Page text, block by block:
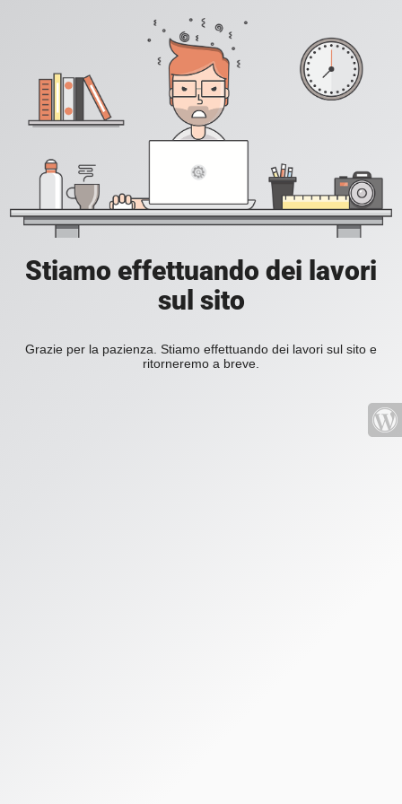
Stiamo effettuando dei lavori
sul sito
Grazie per la pazienza. Stiamo effettuando dei lavori sul sito e
ritorneremo a breve.